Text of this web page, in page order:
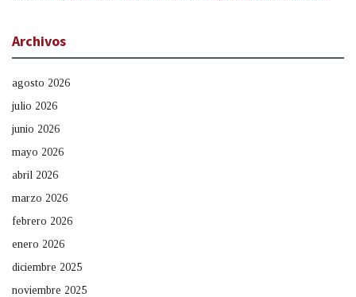
Archivos
agosto 2026
julio 2026
junio 2026
mayo 2026
abril 2026
marzo 2026
febrero 2026
enero 2026
diciembre 2025
noviembre 2025